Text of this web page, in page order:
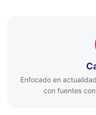
Enfocado en
con fuentes